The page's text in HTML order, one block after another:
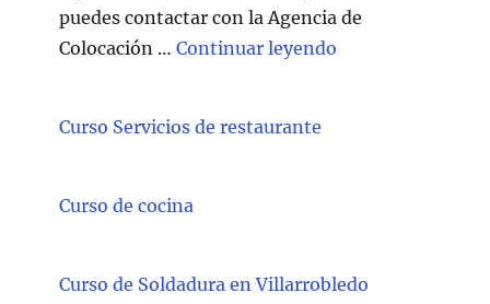
puedes contactar con la Agencia de
Colocación …Continuar leyendo
Curso Servicios de restaurante
Curso de cocina
Curso de Soldadura en Villarrobledo